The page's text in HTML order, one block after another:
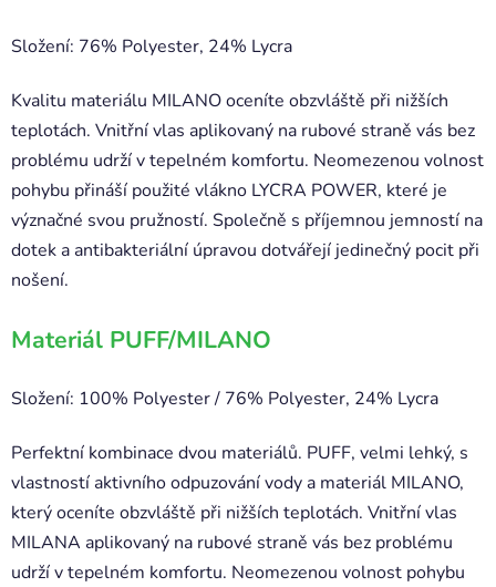
Složení: 76% Polyester, 24% Lycra
Kvalitu materiálu MILANO oceníte obzvláště při nižších
teplotách. Vnitřní vlas aplikovaný na rubové straně vás bez
problému udrží v tepelném komfortu. Neomezenou volnost
pohybu přináší použité vlákno LYCRA POWER, které je
význačné svou pružností. Společně s příjemnou jemností na
dotek a antibakteriální úpravou dotvářejí jedinečný pocit při
nošení.
Materiál PUFF/MILANO
Složení: 100% Polyester / 76% Polyester, 24% Lycra
Perfektní kombinace dvou materiálů. PUFF, velmi lehký, s
vlastností aktivního odpuzování vody a materiál MILANO,
který oceníte obzvláště při nižších teplotách. Vnitřní vlas
MILANA aplikovaný na rubové straně vás bez problému
udrží v tepelném komfortu. Neomezenou volnost pohybu